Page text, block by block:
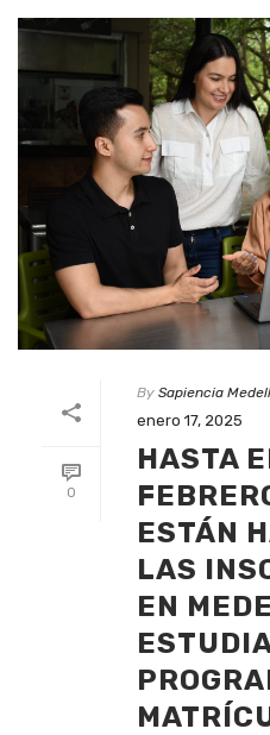
0
By Sapiencia
enero 17, 2025
HASTA
ESTÁN
LAS
EN